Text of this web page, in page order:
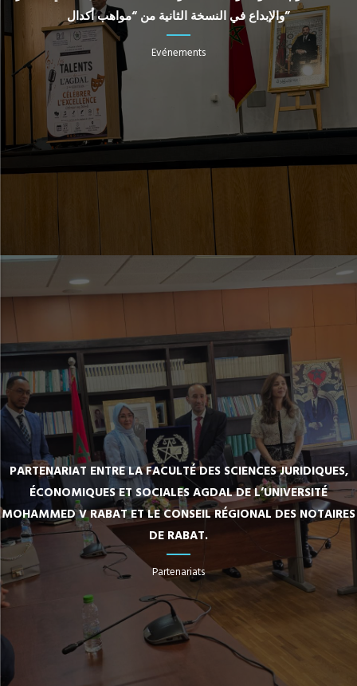
والإبداع في النسخة الثانية من “مواهب أكدال”
Evénements
PARTENARIAT ENTRE LA FACULTÉ DES SCIENCES JURIDIQUES,
ÉCONOMIQUES ET SOCIALES AGDAL DE L’UNIVERSITÉ
MOHAMMED V RABAT ET LE CONSEIL RÉGIONAL DES NOTAIRES
DE RABAT.
Partenariats